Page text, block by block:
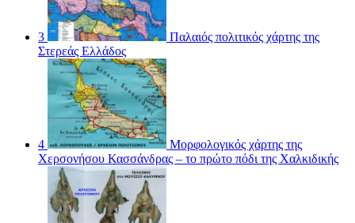
3
Παλαιός πολιτικός χάρτης της
Στερεάς Ελλάδος
4
Μορφολογικός χάρτης της
Χερσονήσου Κασσάνδρας – το πρώτο πόδι της Χαλκιδικής